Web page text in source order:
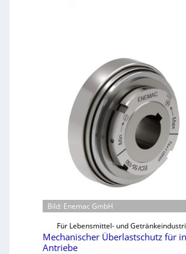
Bild: Enemac GmbH
Für Lebensmittel- und
Mechanischer Überlastschutz für
Antriebe